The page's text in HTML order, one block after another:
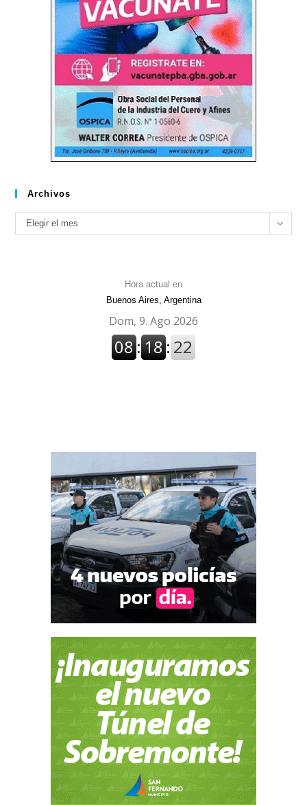
Archivos
Archivos
Elegir el mes
Hora actual en
Buenos Aires, Argentina